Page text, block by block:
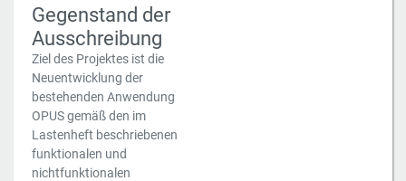
Gegenstand der
Ausschreibung
Ziel des Projektes ist die
Neuentwicklung der
bestehenden Anwendung
OPUS gemäß den im
Lastenheft beschriebenen
funktionalen und
nichtfunktionalen